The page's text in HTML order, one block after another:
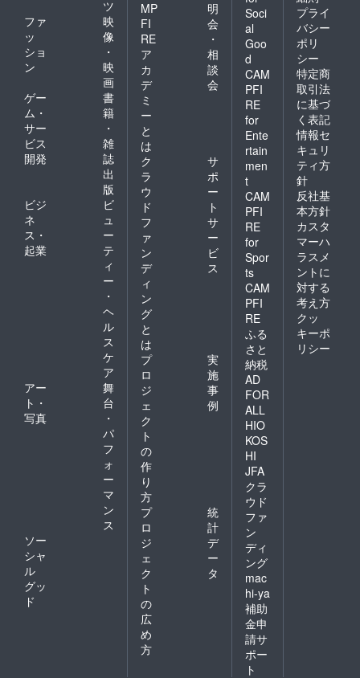
ツ
ファ
ッ
ショ
ン
映
像
・
映
画
ゲー
ム・
サー
ビス
開発
書
籍
・
雑
誌
出
版
ビジ
ネ
ス・
起業
ビ
ュ
ー
テ
ィ
ー
・
ヘ
ル
ス
ケ
ア
アー
ト・
写真
舞
台
・
パ
フ
ォ
ー
マ
ン
ス
ソー
シャ
ル
グッ
ド
MP
FI
RE
ア
カ
デ
ミ
ー
と
は
明
会
・
相
談
会
ク
ラ
ウ
ド
フ
ァ
ン
デ
ィ
ン
グ
と
は
サ
ポ
ー
ト
サ
ー
ビ
ス
プ
ロ
ジ
ェ
ク
ト
の
作
り
方
実
施
事
例
プ
ロ
ジ
ェ
ク
ト
の
広
め
方
統
計
デ
ー
タ
Soci
al
Goo
d
CAM
PFI
RE
for
Ente
rtain
men
t
CAM
PFI
RE
for
Spor
ts
CAM
PFI
RE
ふる
さと
納税
AD
FOR
ALL
HIO
KOS
HI
JFA
クラ
ウド
ファ
ン
ディ
ング
mac
hi-ya
補助
金申
請サ
ポー
ト
プライ
バシー
ポリ
シー
特定商
取引法
に基づ
く表記
情報セ
キュリ
ティ方
針
反社基
本方針
カスタ
マーハ
ラスメ
ントに
対する
考え方
クッ
キーポ
リシー